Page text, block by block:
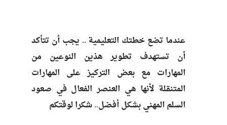
عندما تضع خطتك التعليمية .. يجب أن تتأكد
أن تستهدف تطوير هذين النوعين من
المهارات مع بعض التركيز على المهارات
المتنقلة لأنها هي العنصر الفعال في صعود
السلم المهني بشكل أفضل.. شكرا لوقتكم